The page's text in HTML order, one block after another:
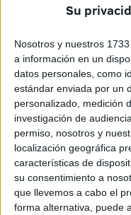
Su
Nosotros y nuestros 1733
a información en un
datos personales, como
estándar enviada por un
personalizado, medición
investigación de
permiso, nosotros y
localización geográfica
características de
su consentimiento a
que llevemos a cabo el
forma alternativa, puede
Instituciones
este lunes con el VIII
Día Internacional de
contra la Mujer . Un
labor realizada en la
violencia de género
La entrega del premio
bibliotecapública del
con la asistencia de
miembros de la
Miaja.